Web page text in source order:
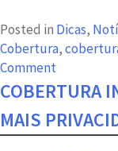
Posted in Dicas,
Cobertura,
Comment
Por
escolher
COBERTURA
MAIS